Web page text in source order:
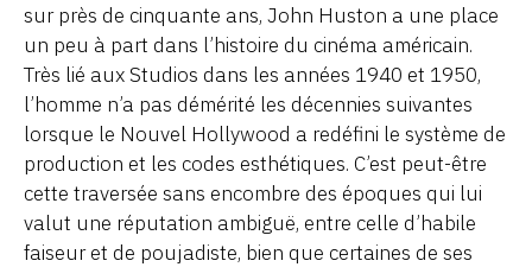
sur près de cinquante ans, John Huston a une place
un peu à part dans l’histoire du cinéma américain.
Très lié aux Studios dans les années 1940 et 1950,
l’homme n’a pas démérité les décennies suivantes
lorsque le Nouvel Hollywood a redéfini le système de
production et les codes esthétiques. C’est peut-être
cette traversée sans encombre des époques qui lui
valut une réputation ambiguë, entre celle d’habile
faiseur et de poujadiste, bien que certaines de ses